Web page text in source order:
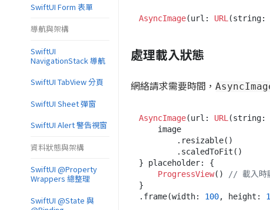
AsyncImage(url: URL (string:
處理載入狀態
網絡請求需要時間，
AsyncImage(url: URL (string:
} placeholder: {
ProgressView()
// 載入時
}
.frame(width: 100, height:
SwiftUI Form 表單
導航與架構
SwiftUI
NavigationStack 導航
SwiftUI TabView 分頁
SwiftUI Sheet 彈窗
SwiftUI Alert 警告視窗
資料狀態與架構
SwiftUI @Property
Wrappers 總整理
SwiftUI @State 與